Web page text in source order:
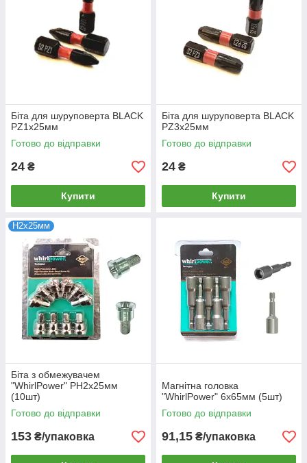
Біта для шуруповерта BLACK
PZ1x25мм
Готово до відправки
24 ₴
Купити
Біта для шуруповерта BLACK
PZ3x25мм
Готово до відправки
24 ₴
Купити
Н2х25мм
Біта з обмежувачем
"WhirlPower" РН2х25мм
(10шт)
Готово до відправки
153 ₴/упаковка
Магнітна головка
"WhirlPower" 6х65мм (5шт)
Готово до відправки
91,15 ₴/упаковка